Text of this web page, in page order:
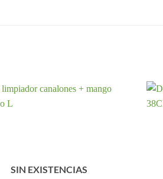
SIN EXISTENCIAS